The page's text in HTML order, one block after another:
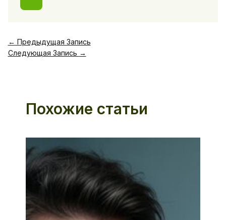
← Предыдущая Запись
Следующая Запись →
Похожие статьи